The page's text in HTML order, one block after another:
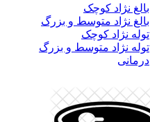
بالغ نژاد کوچک
بالغ نژاد متوسط و بزرگ
توله نژاد کوچک
توله نژاد متوسط و بزرگ
درمانی